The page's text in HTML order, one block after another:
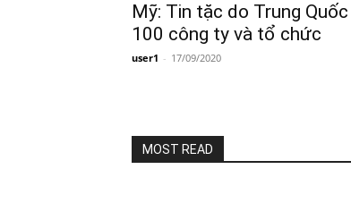
Mỹ: Tin tặc do Trung
100 công ty và tổ chức
user1 - 17/09/2020
MOST READ